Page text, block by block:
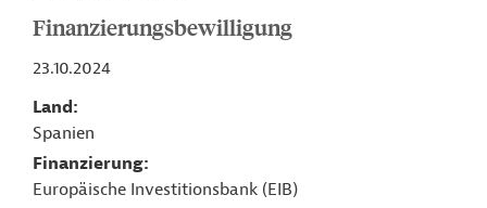
Finanzierungsbewilligung
23.10.2024
Land
Spanien
Finanzierung
Europäische Investitionsbank (EIB)